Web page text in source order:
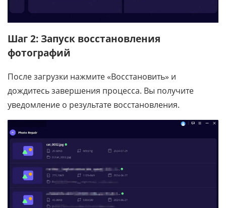
Шаг 2: Запуск восстановления
фотографий
После загрузки нажмите «Восстановить» и
дождитесь завершения процесса. Вы получите
уведомление о результате восстановления.